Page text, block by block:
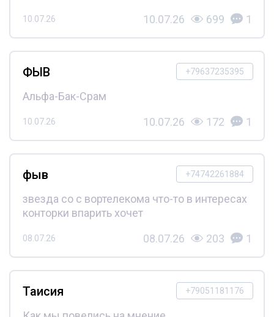
10.07.26 10.07.26 699 1
+79637235395
ФЫВ
Альфа-Бак-Срам
10.07.26 10.07.26 172 1
+74742261884
фыв
звезда со с вортелекома что-то в интересах
конторки впарить хочет
08.07.26 08.07.26 203 1
+79051181176
Таисия